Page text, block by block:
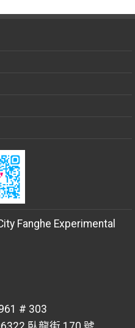
Fanghe Experimental
# 303